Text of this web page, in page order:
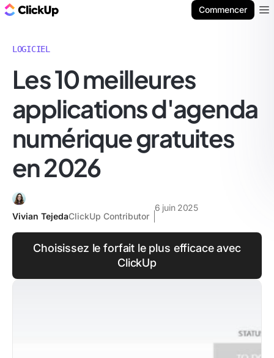
Commencer
LOGICIEL
Les 10 meilleures
applications d'agenda
numérique gratuites
en 2026
Vivian TejedaClickUp Contributor
6 juin 2025
Choisissez le forfait le plus efficace avec
ClickUp